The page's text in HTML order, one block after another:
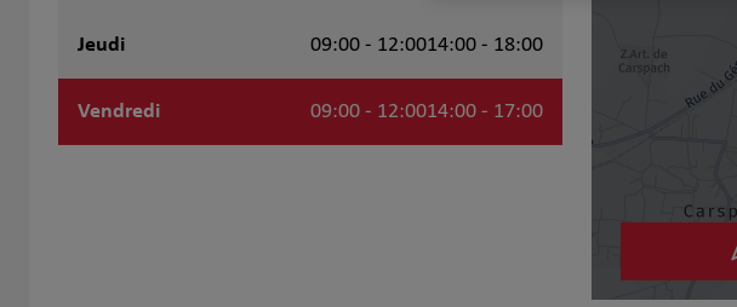
Jeudi 09:00 - 12:0014:00 - 18:00
Vendredi 09:00 - 12:0014:00 - 17:00